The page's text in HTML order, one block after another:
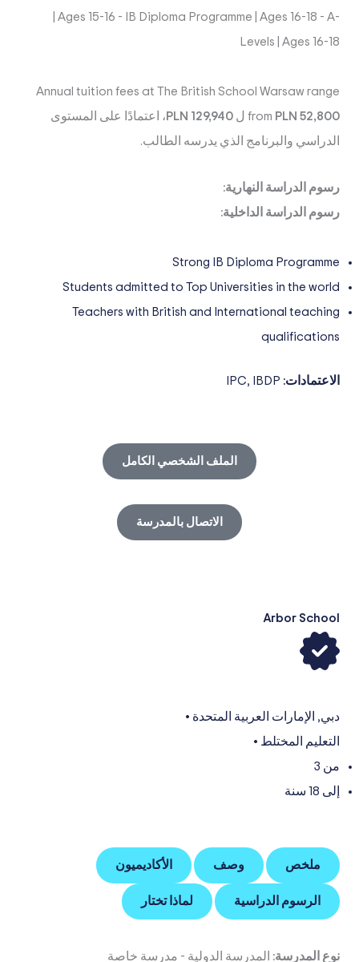
| Ages 15-16 - IB Diploma Programme | Ages 16-18 - A-
Levels | Ages 16-18
Annual tuition fees at The British School Warsaw range
from PLN 52,800 ل PLN 129,940 ، اعتمادًا على المستوى
الدراسي والبرنامج الذي يدرسه الطالب.
رسوم الدراسة النهارية:
رسوم الدراسة الداخلية:
Strong IB Diploma Programme
Students admitted to Top Universities in the world
Teachers with British and International teaching
qualifications
الاعتمادات: IPC, IBDP
الملف الشخصي الكامل
الاتصال بالمدرسة
Arbor School
دبي, الإمارات العربية المتحدة •
التعليم المختلط •
من 3
إلى 18 سنة
ملخص وصف الأكاديميون
الرسوم الدراسية لماذا تختار
نوع المدرسة: المدرسة الدولية - مدرسة خاصة